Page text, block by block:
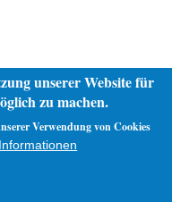
unserer Website für
zu machen.
Verwendung von Cookies